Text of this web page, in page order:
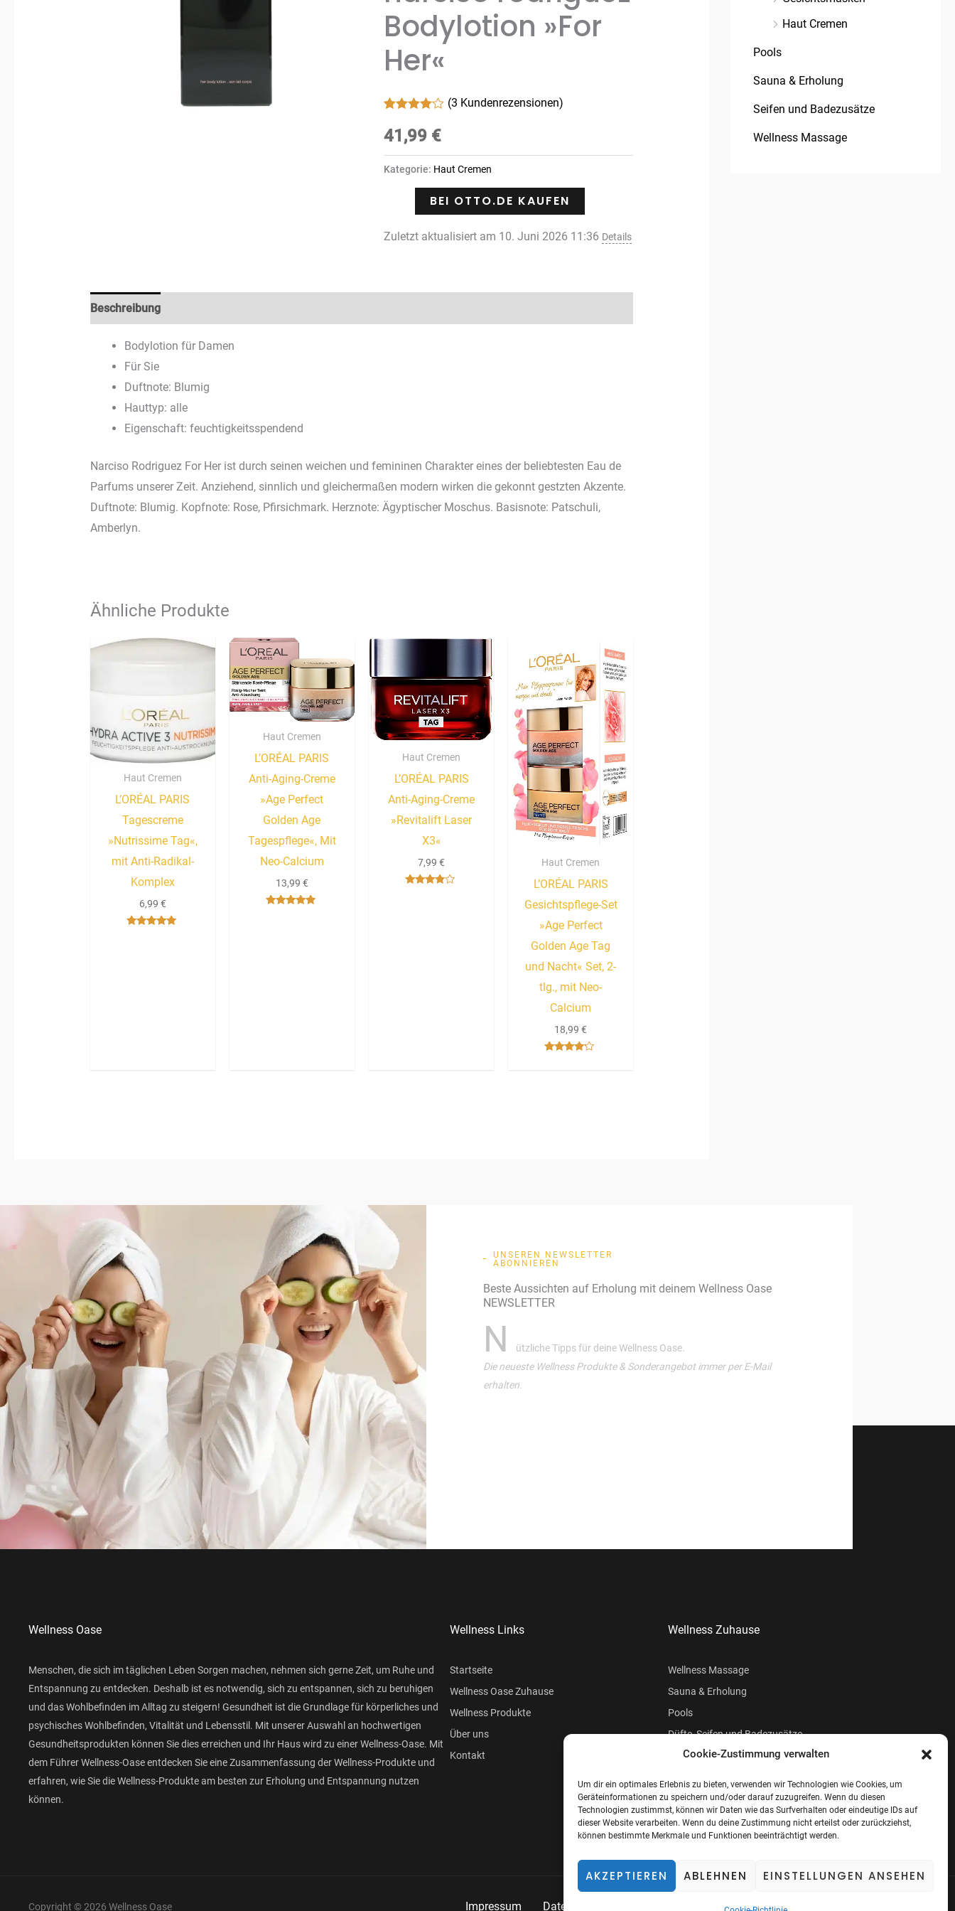
Cookie-Zustimmung verwalten
Um dir ein optimales Erlebnis zu bieten, verwenden wir Technologien wie Cookies, um
Geräteinformationen zu speichern und/oder darauf zuzugreifen. Wenn du diesen
Technologien zustimmst, können wir Daten wie das Surfverhalten oder eindeutige IDs auf
dieser Website verarbeiten. Wenn du deine Zustimmung nicht erteilst oder zurückziehst,
können bestimmte Merkmale und Funktionen beeinträchtigt werden.
AKZEPTIEREN ABLEHNEN EINSTELLUNGEN ANSEHEN
Bodylotion »For
Her«
mit4.00
von 5,
basierend
auf
Kundenbewertungen
(3 Kundenrezensionen)
41,99 €
Kategorie: Haut Cremen
BEI OTTO.DE KAUFEN
Zuletzt aktualisiert am 10. Juni 2026 11:36 Details
Beschreibung
Bodylotion für Damen
Für Sie
Duftnote: Blumig
Hauttyp: alle
Eigenschaft: feuchtigkeitsspendend
Narciso Rodriguez For Her ist durch seinen weichen und femininen Charakter eines der beliebtesten Eau de
Parfums unserer Zeit. Anziehend, sinnlich und gleichermaßen modern wirken die gekonnt gestzten Akzente.
Duftnote: Blumig. Kopfnote: Rose, Pfirsichmark. Herznote: Ägyptischer Moschus. Basisnote: Patschuli,
Amberlyn.
Ähnliche Produkte
Haut Cremen
L’ORÉAL PARIS
Tagescreme
»Nutrissime Tag«,
mit Anti-Radikal-
Komplex
6,99 €
Haut Cremen
L’ORÉAL PARIS
Anti-Aging-Creme
»Age Perfect
Golden Age
Tagespflege«, Mit
Neo-Calcium
13,99 €
Haut Cremen
L’ORÉAL PARIS
Anti-Aging-Creme
»Revitalift Laser
X3«
7,99€ Haut Cremen
L’ORÉAL PARIS
Gesichtspflege-Set
»Age Perfect
Golden Age Tag
und Nacht« Set, 2-
tlg., mit Neo-
Calcium
18,99€
Haut Cremen
Pools
Sauna & Erholung
Seifen und Badezusätze
Wellness Massage
UNSEREN NEWSLETTER
ABONNIEREN
Beste Aussichten auf Erholung mit deinem Wellness Oase
NEWSLETTER
N
ützliche Tipps für deine Wellness Oase.
Die neueste Wellness Produkte & Sonderangebot immer per E-Mail
erhalten.
Wellness Oase
Menschen, die sich im täglichen Leben Sorgen machen, nehmen sich gerne Zeit, um Ruhe und
Entspannung zu entdecken. Deshalb ist es notwendig, sich zu entspannen, sich zu beruhigen
und das Wohlbefinden im Alltag zu steigern! Gesundheit ist die Grundlage für körperliches und
psychisches Wohlbefinden, Vitalität und Lebensstil. Mit unserer Auswahl an hochwertigen
Gesundheitsprodukten können Sie dies erreichen und Ihr Haus wird zu einer Wellness-Oase. Mit
dem Führer Wellness-Oase entdecken Sie eine Zusammenfassung der Wellness-Produkte und
erfahren, wie Sie die Wellness-Produkte am besten zur Erholung und Entspannung nutzen
können.
Wellness Links
Startseite
Wellness Oase Zuhause
Wellness Produkte
Über uns
Kontakt
Wellness Zuhause
Wellness Massage
Sauna & Erholung
Pools
Düfte, Seifen und Badezusätze
Beauty
Copyright © 2026 Wellness Oase Impressum Datenschutzerklärung Cookie-Richtlinie (EU)